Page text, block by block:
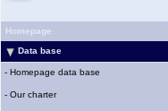
Homepage
Data base
- Homepage data base
- Our charter